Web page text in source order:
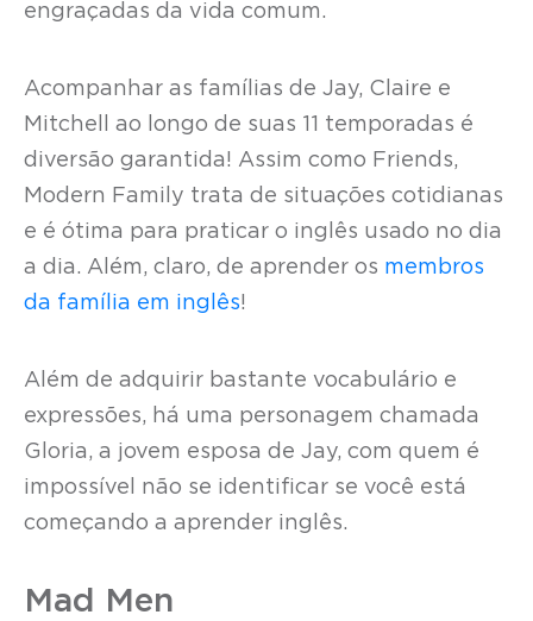
engraçadas da vida comum.
Acompanhar as famílias de Jay, Claire e
Mitchell ao longo de suas 11 temporadas é
diversão garantida! Assim como Friends,
Modern Family trata de situações cotidianas
e é ótima para praticar o inglês usado no dia
a dia. Além, claro, de aprender os membros
da família em inglês!
Além de adquirir bastante vocabulário e
expressões, há uma personagem chamada
Gloria, a jovem esposa de Jay, com quem é
impossível não se identificar se você está
começando a aprender inglês.
Mad Men